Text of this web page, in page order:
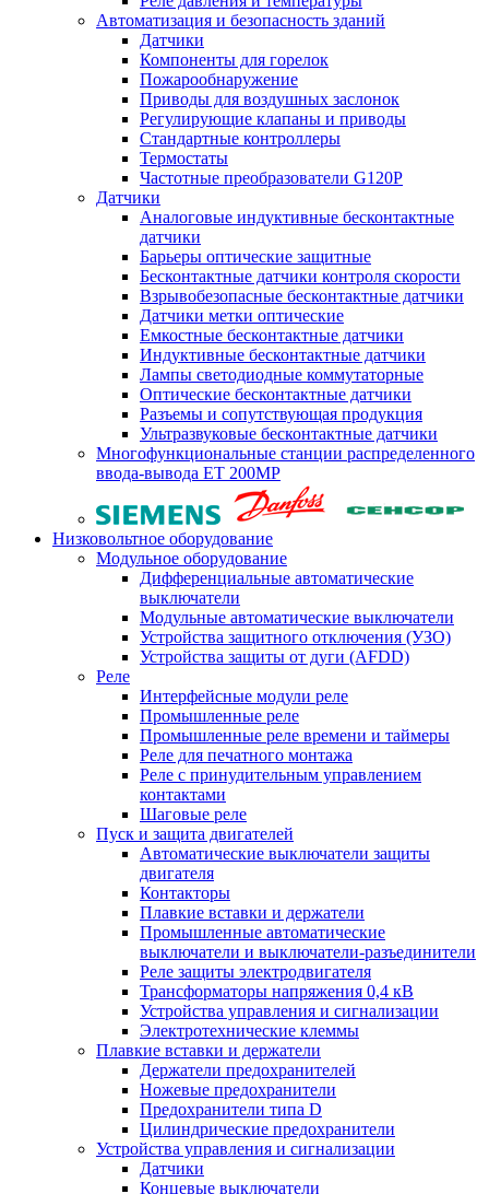
Автоматизация и безопасность зданий
Датчики
Компоненты для горелок
Пожарообнаружение
Приводы для воздушных заслонок
Регулирующие клапаны и приводы
Стандартные контроллеры
Термостаты
Частотные преобразователи G120P
Датчики
Аналоговые индуктивные бесконтактные
датчики
Барьеры оптические защитные
Бесконтактные датчики контроля скорости
Взрывобезопасные бесконтактные датчики
Датчики метки оптические
Емкостные бесконтактные датчики
Индуктивные бесконтактные датчики
Лампы светодиодные коммутаторные
Оптические бесконтактные датчики
Разъемы и сопутствующая продукция
Ультразвуковые бесконтактные датчики
Многофункциональные станции распределенного
ввода-вывода ET 200MP
Низковольтное оборудование
Модульное оборудование
Дифференциальные автоматические
выключатели
Модульные автоматические выключатели
Устройства защитного отключения (УЗО)
Устройства защиты от дуги (AFDD)
Реле
Интерфейсные модули реле
Промышленные реле
Промышленные реле времени и таймеры
Реле для печатного монтажа
Реле с принудительным управлением
контактами
Шаговые реле
Пуск и защита двигателей
Автоматические выключатели защиты
двигателя
Контакторы
Плавкие вставки и держатели
Промышленные автоматические
выключатели и выключатели-разъединители
Реле защиты электродвигателя
Трансформаторы напряжения 0,4 кВ
Устройства управления и сигнализации
Электротехнические клеммы
Плавкие вставки и держатели
Держатели предохранителей
Ножевые предохранители
Предохранители типа D
Цилиндрические предохранители
Устройства управления и сигнализации
Датчики
Концевые выключатели